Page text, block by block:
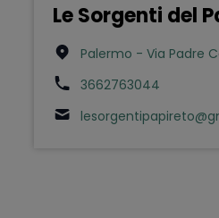
Le Sorgenti del
Palermo - Via Padre
3662763044